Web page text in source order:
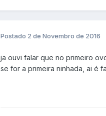
Postado 2 de Novembro de 2016
ja ouvi falar que no primeiro
se for a primeira ninhada, ai é